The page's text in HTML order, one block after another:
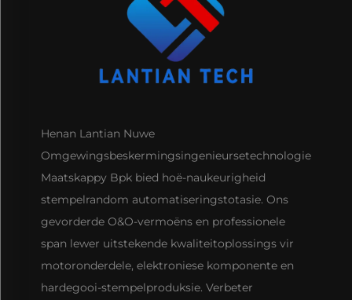
Henan Lantian Nuwe
Omgewingsbeskermingsingenieursetechnologie
Maatskappy Bpk bied hoë-naukeurigheid
stempelrandom automatiseringstotasie. Ons
gevorderde O&O-vermoëns en professionele
span lewer uitstekende kwaliteitoplossings vir
motoronderdele, elektroniese komponente en
hardegooi-stempelproduksie. Verbeter